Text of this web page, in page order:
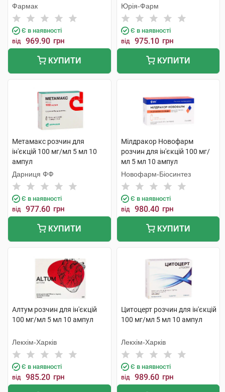
Фармак
Є в наявності
від 969.90 грн
КУПИТИ
Юрія-Фарм
Є в наявності
від 975.10 грн
КУПИТИ
Метамакс розчин для
ін'єкцій 100 мг/мл 5 мл 10
ампул
Дарниця ФФ
Є в наявності
від 977.60 грн
КУПИТИ
Мілдракор Новофарм
розчин для ін'єкцій 100 мг/
мл 5 мл 10 ампул
Новофарм-Біосинтез
Є в наявності
від 980.40 грн
КУПИТИ
Алтум розчин для ін'єкцій
100 мг/мл 5 мл 10 ампул
Лекхім-Харків
Є в наявності
від 985.20 грн
Цитоцерт розчин для ін'єкцій
100 мг/мл 5 мл 10 ампул
Лекхім-Харків
Є в наявності
від 989.60 грн